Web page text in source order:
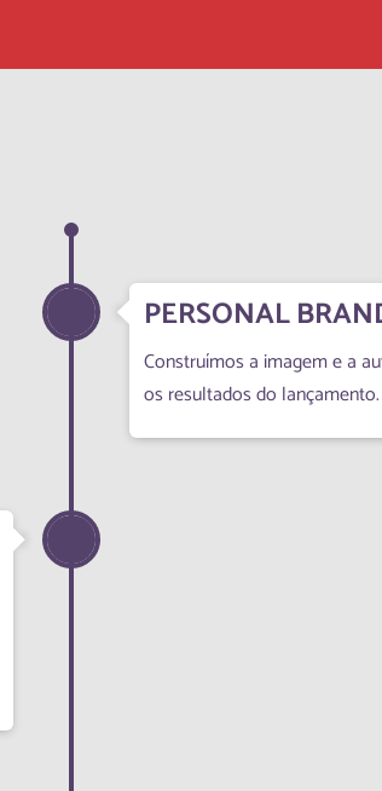
PERSONAL
Construímos a imagem e a
os resultados do lançamento.